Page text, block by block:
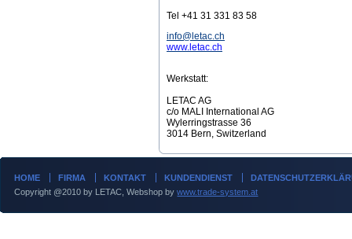
Tel +41 31 331 83 58
info@letac.ch
www.letac.ch
Werkstatt:
LETAC AG
c/o MALI International AG
Wylerringstrasse 36
3014 Bern, Switzerland
HOME FIRMA KONTAKT KUNDENDIENST
Copyright @2010 by LETAC, Webshop bywww.trade-system.at